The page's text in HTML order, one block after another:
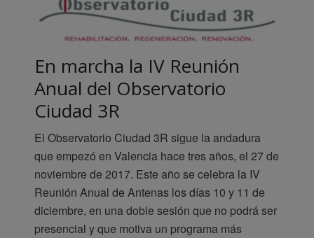
En marcha la IV Reunión
Anual del Observatorio
Ciudad 3R
El Observatorio Ciudad 3R sigue la andadura
que empezó en Valencia hace tres años, el 27 de
noviembre de 2017. Este año se celebra la IV
Reunión Anual de Antenas los días 10 y 11 de
diciembre, en una doble sesión que no podrá ser
presencial y que motiva un programa más